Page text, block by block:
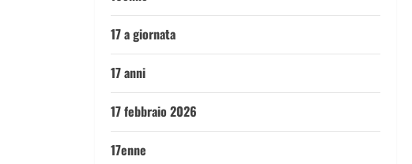
17 a giornata
17 anni
17 febbraio 2026
17enne